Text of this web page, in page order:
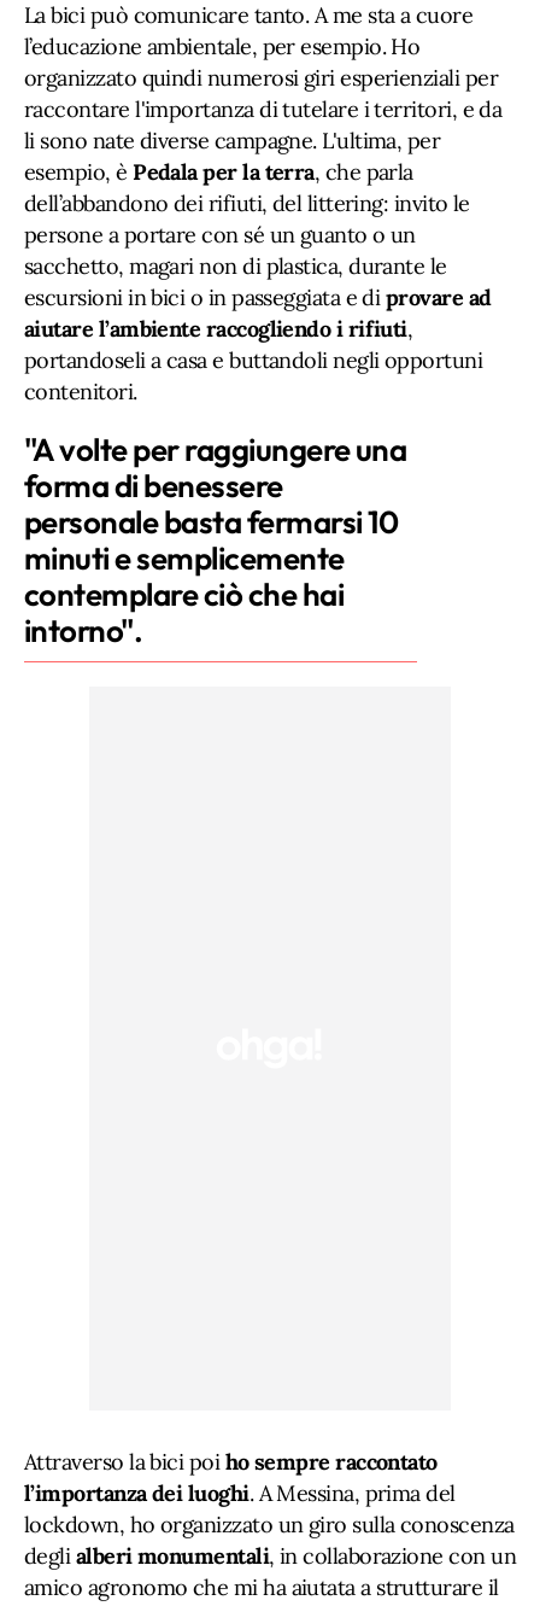
La bici può comunicare tanto. A me sta a cuore
l’educazione ambientale, per esempio. Ho
organizzato quindi numerosi giri esperienziali per
raccontare l'importanza di tutelare i territori, e da
li sono nate diverse campagne. L'ultima, per
esempio, èPedala per la terra, che parla
dell’abbandono dei rifiuti, del littering: invito le
persone a portare con sé un guanto o un
sacchetto, magari non di plastica, durante le
escursioni in bici o in passeggiata e diprovare ad
aiutare l’ambiente raccogliendo i rifiuti,
portandoseli a casa e buttandoli negli opportuni
contenitori.
"A volte per raggiungere una
forma di benessere
personale basta fermarsi 10
minuti e semplicemente
contemplare ciò che hai
intorno".
Attraverso la bici poiho sempre raccontato
l’importanza dei luoghi. A Messina, prima del
lockdown, ho organizzato un giro sulla conoscenza
deglialberi monumentali, in collaborazione con un
amico agronomo che mi ha aiutata a strutturare il